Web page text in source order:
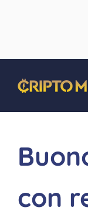
contenuto
con